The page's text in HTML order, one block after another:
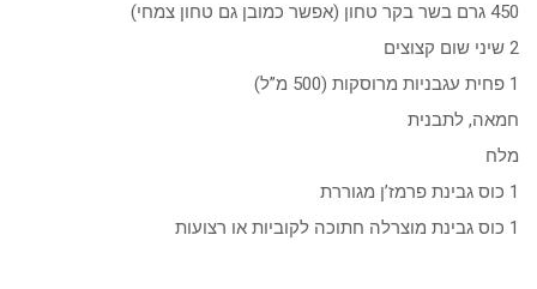
450 גרם בשר בקר טחון (אפשר כמובן גם טחון צמחי)
2 שיני שום קצוצים
1 פחית עגבניות מרוסקות (500 מ”ל)
חמאה, לתבנית
מלח
1 כוס גבינת פרמז’ן מגוררת
1 כוס גבינת מוצרלה חתוכה לקוביות או רצועות